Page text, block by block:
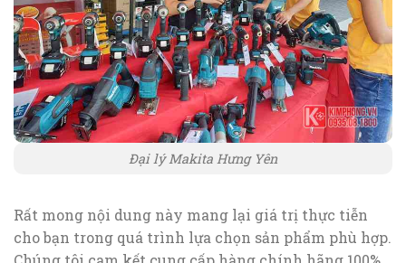
Đại lý Makita Hưng Yên
Rất mong nội dung này mang lại giá trị thực tiễn
cho bạn trong quá trình lựa chọn sản phẩm phù hợp.